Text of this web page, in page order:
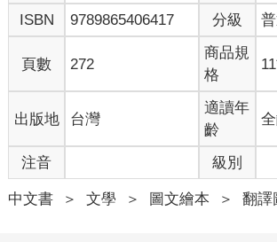
ISBN
9789865406417 分級
頁數 272
商品規
格
出版地 台灣
適讀年
齡
注音 級別
中文書 ＞ 文學 ＞ 圖文繪本 ＞ 翻譯